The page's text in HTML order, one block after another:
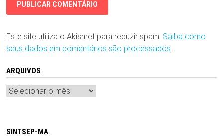
Este site utiliza o Akismet para reduzir spam. Saiba como
seus dados em comentários são processados.
ARQUIVOS
Arquivos
SINTSEP-MA